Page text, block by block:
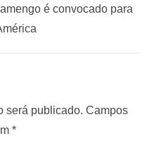
é convocado para
será publicado. Campos
*